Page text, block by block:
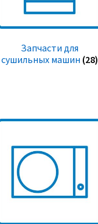
Запчасти для
сушильных машин (28)